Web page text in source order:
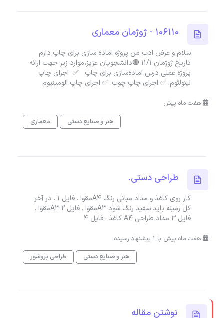
106110 - ژوژمان معماری
سلام و عرض ادب من پروژه اماده سازی برای چاپ دارم
تاریخ ژوژمان ۱۱/۱ 🔴دانشجویان عزیز،موارد زیر جهت ارائه
پروژه عملی درس آماده‌سازی برای چاپ ✅ اجرای چاپ
لینولئوم. ✅ اجرای چاپ چوب. ✅ اجرای چاپ آلومینیوم
هفت ماه پیش
هنر و صنایع دستی
معماری
طراحی دستی.
كار روى كاغذ و مداد مبانى رنگ A4مقوا . فایل 1 . در آخر
كل زمينه بايد سفيد رنگ شود A3مقوا . فایل 2 A3مقوا .
فایل 3 مداد طراحى A4 كاغذ . فایل 4
هفت ماه پیش با 1 پیشنهاد رسیده
هنر و صنایع دستی
طراحی بروشور
نوشتن مقاله